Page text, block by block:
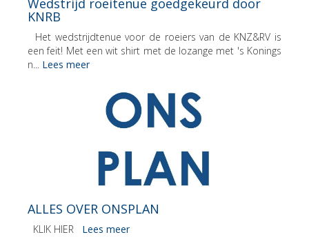
Wedstrijd roeitenue goedgekeurd door
KNRB
Het wedstrijdtenue voor de roeiers van de KNZ&RV is
een feit! Met een wit shirt met de lozange met 's Konings
n... Lees meer
ALLES OVER ONSPLAN
KLIK HIER Lees meer